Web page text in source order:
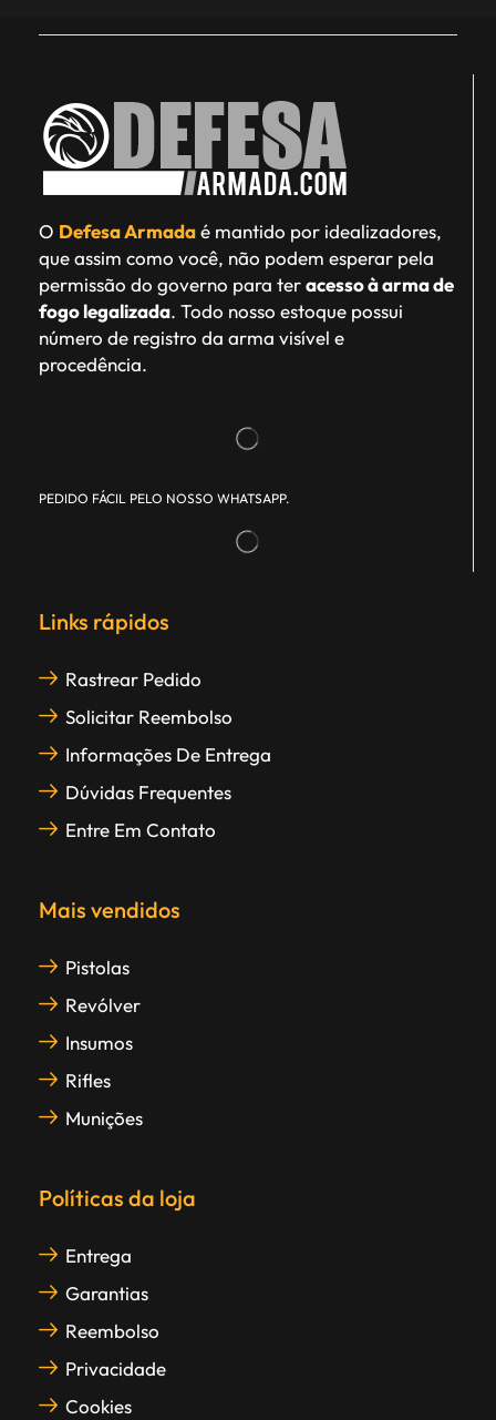
O Defesa Armadaé mantido por idealizadores,
que assim como você, não podem esperar pela
permissão do governo para teracesso à arma de
fogo legalizada. Todo nosso estoque possui
número de registro da arma visível e
procedência.
PEDIDO FÁCIL PELO NOSSO WHATSAPP.
Links rápidos
Rastrear Pedido
Solicitar Reembolso
Informações De Entrega
Dúvidas Frequentes
Entre Em Contato
Mais vendidos
Pistolas
Revólver
Insumos
Rifles
Munições
Políticas da loja
Entrega
Garantias
Reembolso
Privacidade
Cookies